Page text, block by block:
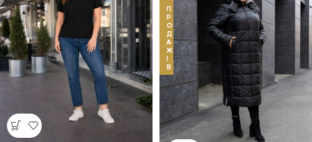
П
Р
О
Д
А
Ж
В